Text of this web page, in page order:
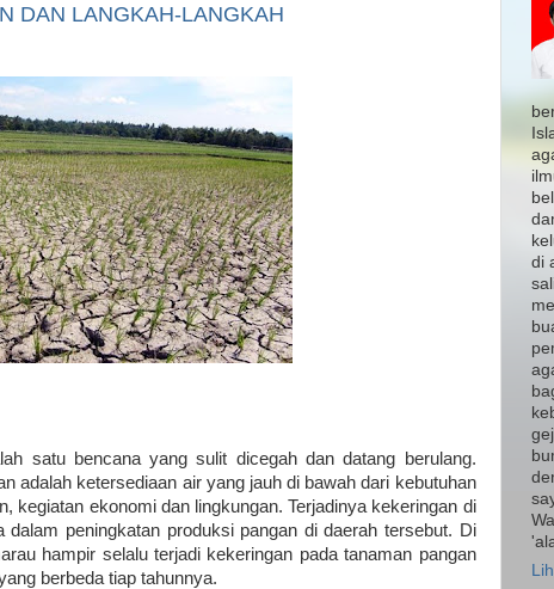
DAN LANGKAH-LANGKAH
satu bencana yang sulit dicegah dan datang berulang.
adalah ketersediaan air yang jauh di bawah dari kebutuhan
kegiatan ekonomi dan lingkungan. Terjadinya kekeringan di
dalam peningkatan produksi pangan di daerah tersebut. Di
hampir selalu terjadi kekeringan pada tanaman pangan
berbeda tiap tahunnya.
di